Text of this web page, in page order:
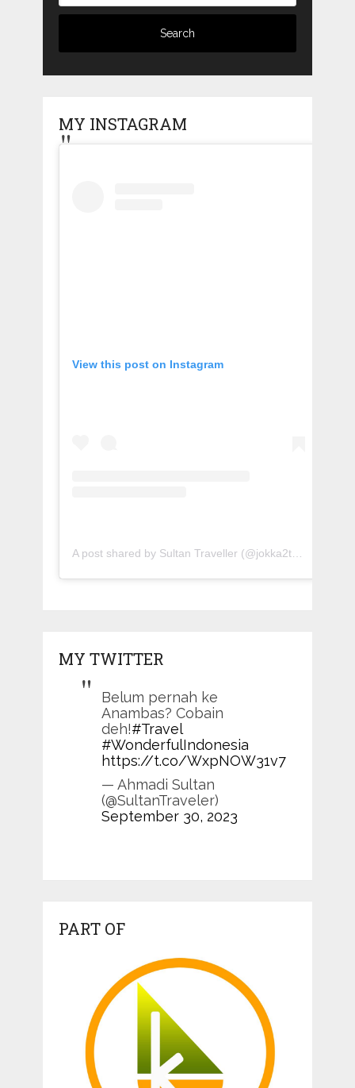
MY INSTAGRAM
View this post on Instagram
A post shared by Sultan Traveller (@jokka2traveller)
MY TWITTER
Belum pernah ke
Anambas? Cobain
deh!#Travel
#WonderfulIndonesia
https://t.co/WxpNOW31v7
— Ahmadi Sultan
(@SultanTraveler)
September 30, 2023
PART OF